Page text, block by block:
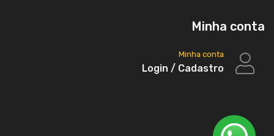
Minha conta
Minha conta
Login / Cadastro